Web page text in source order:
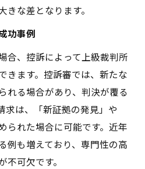
きな差となります。
功事例
合、控訴によって上級裁判所
きます。控訴審では、新たな
れる場合があり、判決が覆る
求は、「新証拠の発見」や
られた場合に可能です。近年
例も増えており、専門性の高
可欠です。